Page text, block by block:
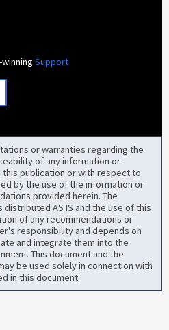
winningSupport
or warranties regarding the
of any information or
publication or with respect to
by the use of the information or
provided herein. The
AS IS and the use of this
of any recommendations or
responsibility and depends on
and integrate them into the
This document and the
be used solely in connection with
in this document.